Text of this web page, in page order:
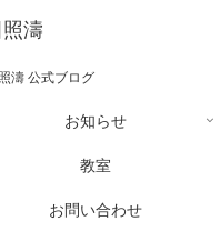
濤 公式ブログ
お知らせ
教室
お問い合わせ